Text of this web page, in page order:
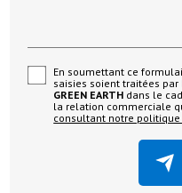
En soumettant ce
saisies soient traitées par
GREEN EARTH dans le
la relation commerciale
consultant notre